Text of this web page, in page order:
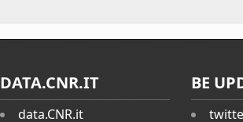
DATA.CNR.IT
data.CNR.it
BE